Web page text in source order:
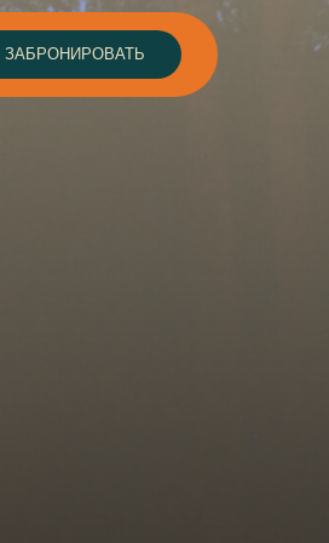
ЗАБРОНИРОВАТЬ